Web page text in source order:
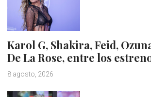
Karol G, Shakira, Feid,
De La Rose, entre los
8 agosto, 2026